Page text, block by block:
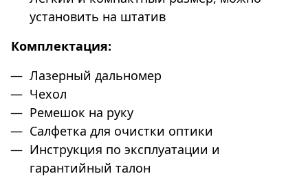
установить на штатив
Комплектация:
Лазерный дальномер
Чехол
Ремешок на руку
Салфетка для очистки оптики
Инструкция по эксплуатации и
гарантийный талон